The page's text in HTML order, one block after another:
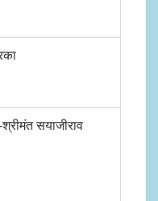
श्रीमंत सयाजीराव